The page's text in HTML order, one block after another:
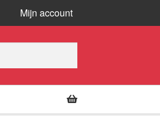
Mijn account